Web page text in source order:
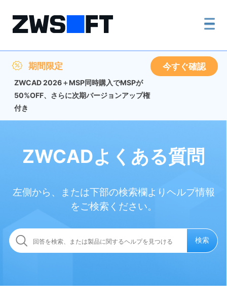
期間限定
ZWCAD 2026＋MSP同時購入でMSPが
50%OFF、さらに次期バージョンアップ権
付き
今すぐ確認
ZWCADよくある質問
左側から、または下部の検索欄よりヘルプ情報
をご検索ください。
検索